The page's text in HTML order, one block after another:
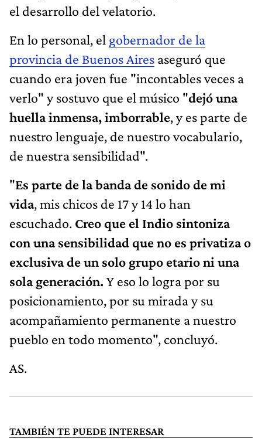
el desarrollo del velatorio.
En lo personal, el gobernador de la
provincia de Buenos Aires aseguró que
cuando era joven fue "incontables veces a
verlo" y sostuvo que el músico "dejó una
huella inmensa, imborrable, y es parte de
nuestro lenguaje, de nuestro vocabulario,
de nuestra sensibilidad".
"Es parte de la banda de sonido de mi
vida, mis chicos de 17 y 14 lo han
escuchado. Creo que el Indio sintoniza
con una sensibilidad que no es privatiza o
exclusiva de un solo grupo etario ni una
sola generación. Y eso lo logra por su
posicionamiento, por su mirada y su
acompañamiento permanente a nuestro
pueblo en todo momento", concluyó.
AS.
TAMBIÉN TE PUEDE INTERESAR